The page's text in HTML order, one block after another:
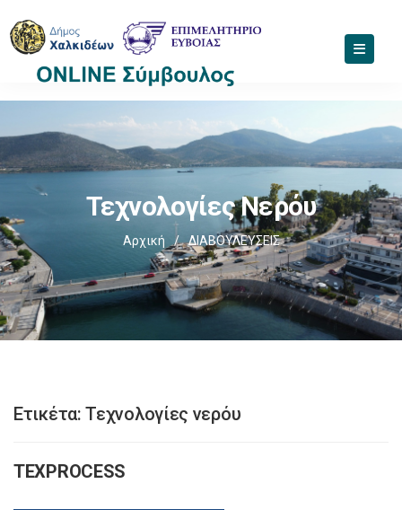
Τεχνολογίες Νερόυ
Αρχική / ΔΙΑΒΟΥΛΕΥΣΕΙΣ
Ετικέτα:Τεχνολογίες νερόυ
TEXPROCESS